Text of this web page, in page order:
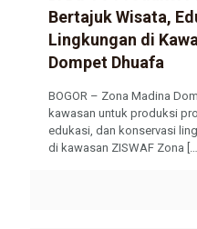
Bertajuk Wisata,
Lingkungan di
Dompet Dhuafa
BOGOR – Zona Madina
kawasan untuk produksi
edukasi, dan konservasi
di kawasan ZISWAF Zona […]